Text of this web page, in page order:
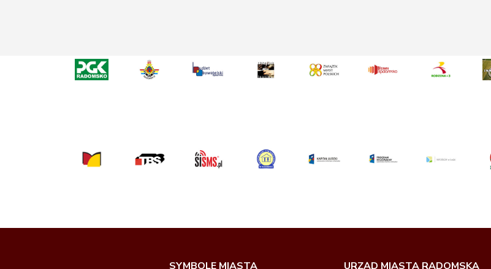
SYMBOLE MIASTA URZĄD MIASTA RADOMSKA